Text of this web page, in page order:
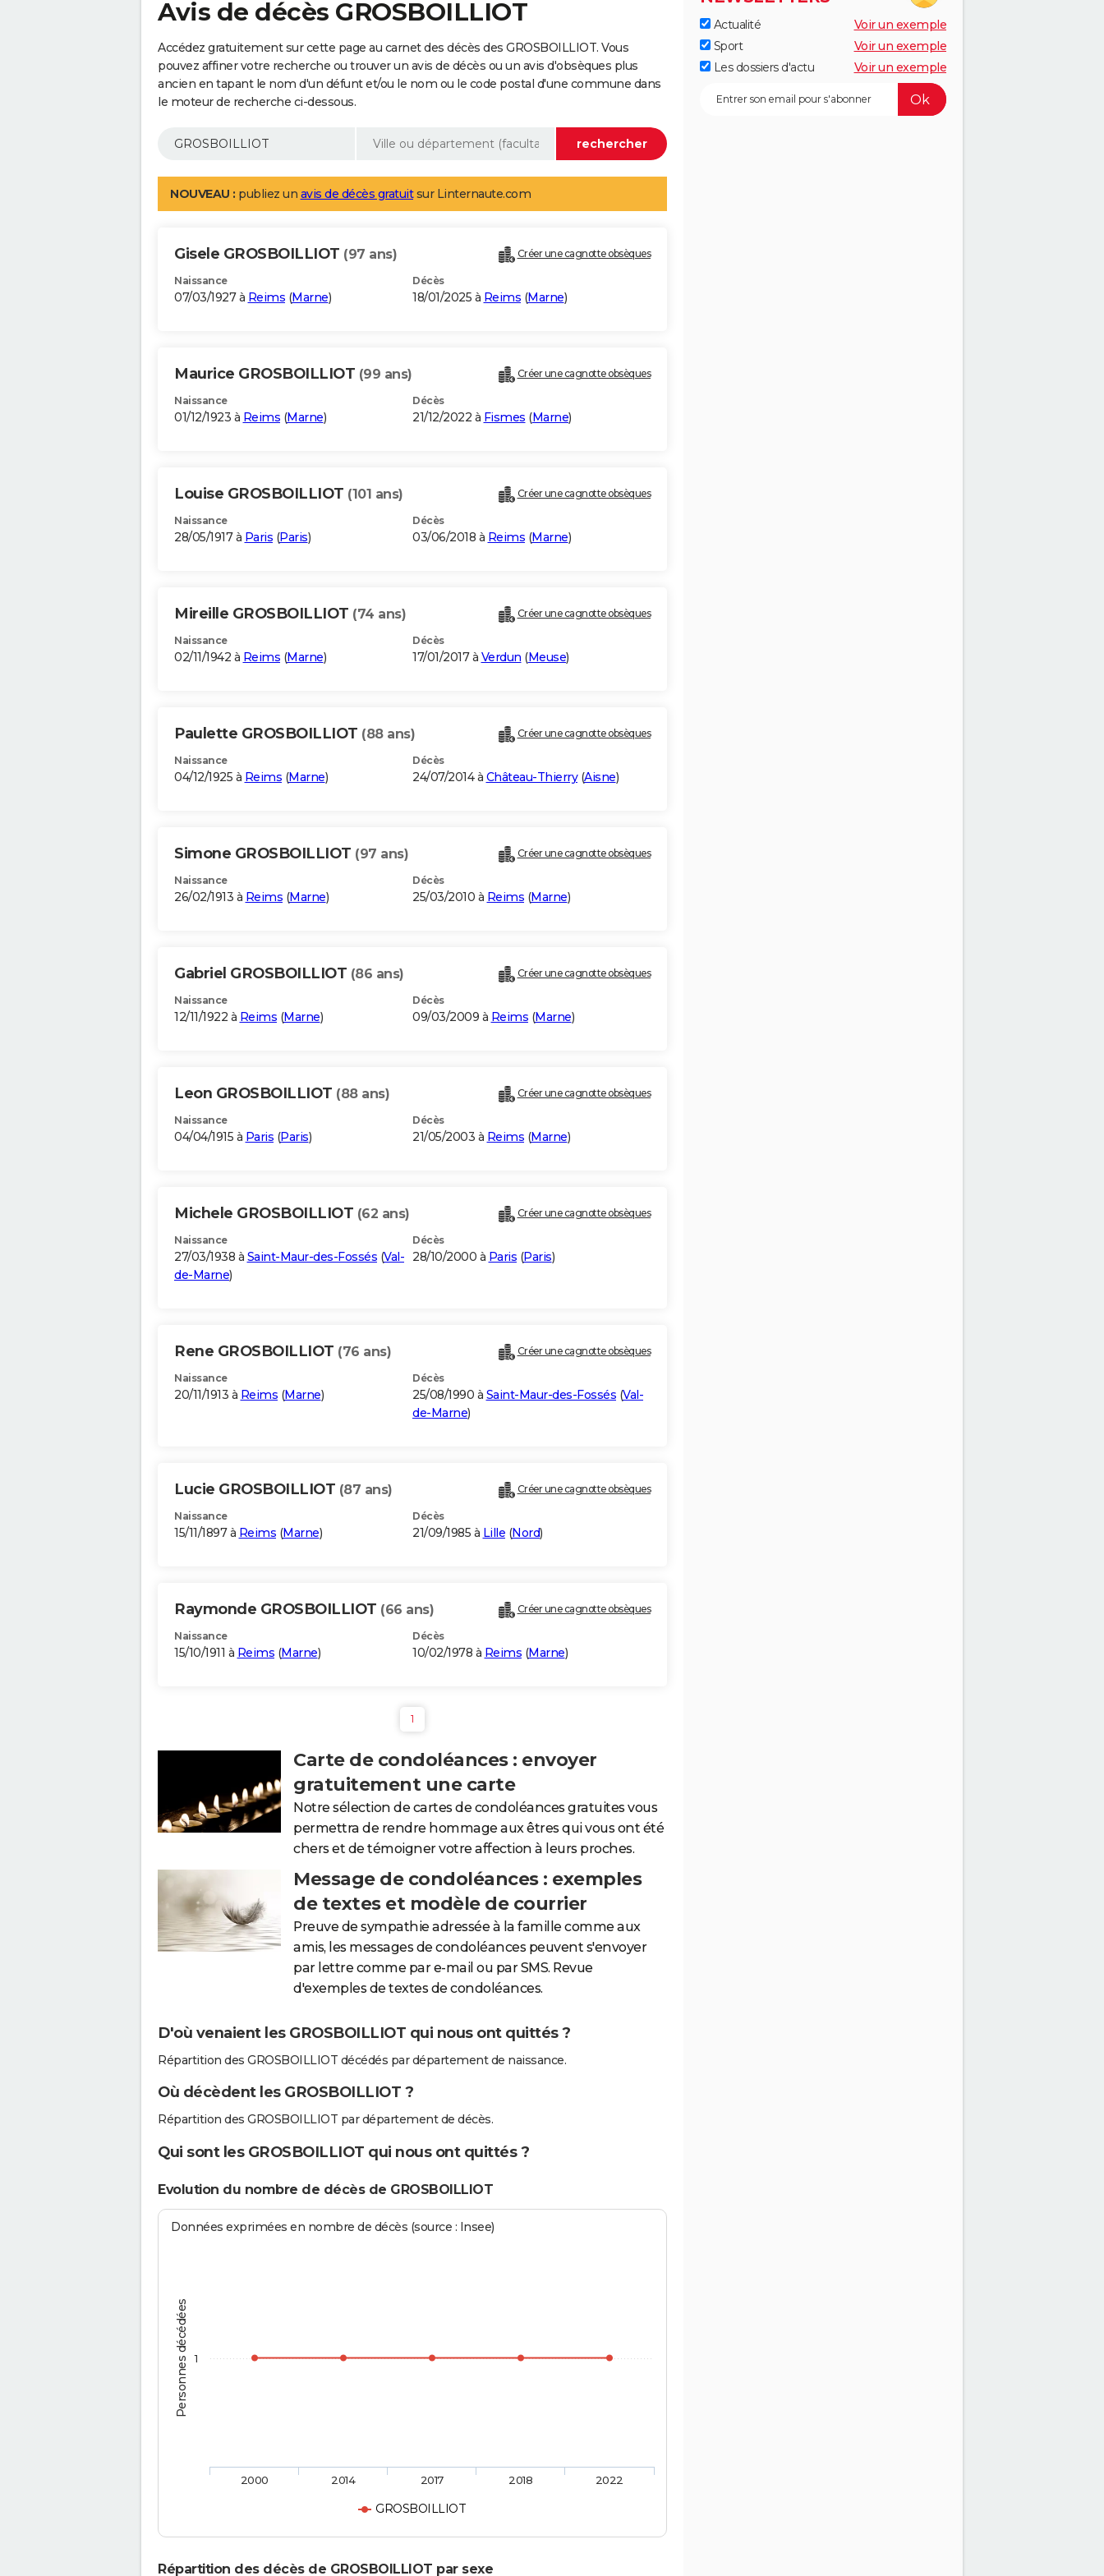
Avis de décès GROSBOILLIOT
Accédez gratuitement sur cette page au carnet des décès des GROSBOILLIOT. Vous
pouvez affiner votre recherche ou trouver un avis de décès ou un avis d'obsèques plus
ancien en tapant le nom d'un défunt et/ou le nom ou le code postal d'une commune dans
le moteur de recherche ci-dessous.
NOUVEAU : publiez un avis de décès gratuitsur Linternaute.com
Gisele GROSBOILLIOT (97 ans) Créer une cagnotte obsèques
Naissance
07/03/1927 à Reims (Marne)
Décès
18/01/2025 à Reims (Marne)
Maurice GROSBOILLIOT (99 ans) Créer une cagnotte obsèques
Naissance
01/12/1923 à Reims (Marne)
Décès
21/12/2022 à Fismes (Marne)
Louise GROSBOILLIOT (101 ans) Créer une cagnotte obsèques
Naissance
28/05/1917 à Paris (Paris)
Décès
03/06/2018 à Reims (Marne)
Mireille GROSBOILLIOT (74 ans) Créer une cagnotte obsèques
Naissance
02/11/1942 à Reims (Marne)
Décès
17/01/2017 à Verdun (Meuse)
Paulette GROSBOILLIOT (88 ans) Créer une cagnotte obsèques
Naissance
04/12/1925 à Reims (Marne)
Décès
24/07/2014 à Château-Thierry(Aisne)
Simone GROSBOILLIOT (97 ans) Créer une cagnotte obsèques
Naissance
26/02/1913 à Reims (Marne)
Décès
25/03/2010 à Reims (Marne)
Gabriel GROSBOILLIOT (86 ans) Créer une cagnotte obsèques
Naissance
12/11/1922 à Reims (Marne)
Décès
09/03/2009 à Reims (Marne)
Leon GROSBOILLIOT (88 ans) Créer une cagnotte obsèques
Naissance
04/04/1915 à Paris (Paris)
Décès
21/05/2003 à Reims (Marne)
Michele GROSBOILLIOT (62 ans) Créer une cagnotte obsèques
Naissance
27/03/1938 à Saint-Maur-des-Fossés (Val-
de-Marne)
Décès
28/10/2000 à Paris (Paris)
Rene GROSBOILLIOT (76 ans) Créer une cagnotte obsèques
Naissance
20/11/1913 à Reims (Marne)
Décès
25/08/1990 à Saint-Maur-des-Fossés (Val-
de-Marne)
Lucie GROSBOILLIOT (87 ans) Créer une cagnotte obsèques
Naissance
15/11/1897 à Reims (Marne)
Décès
21/09/1985 à Lille (Nord)
Raymonde GROSBOILLIOT (66 ans) Créer une cagnotte obsèques
Naissance
15/10/1911 à Reims (Marne)
Décès
10/02/1978 à Reims (Marne)
1
Carte de condoléances : envoyer
gratuitement une carte
Notre sélection de cartes de condoléances gratuites vous
permettra de rendre hommage aux êtres qui vous ont été
chers et de témoigner votre affection à leurs proches.
Message de condoléances : exemples
de textes et modèle de courrier
Preuve de sympathie adressée à la famille comme aux
amis, les messages de condoléances peuvent s'envoyer
par lettre comme par e-mail ou par SMS. Revue
d'exemples de textes de condoléances.
D'où venaient les GROSBOILLIOT qui nous ont quittés ?
Répartition des GROSBOILLIOT décédés par département de naissance.
Où décèdent les GROSBOILLIOT ?
Répartition des GROSBOILLIOT par département de décès.
Qui sont les GROSBOILLIOT qui nous ont quittés ?
Evolution du nombre de décès de GROSBOILLIOT
Personnes décédées
Données exprimées en nombre de décès (source : Insee)
GROSBOILLIOT
2000 2014 2017 2018 2022
1
Répartition des décès de GROSBOILLIOT par sexe
Actualité
Voir un exemple
Sport
Voir un exemple
Les dossiers d'actu
Voir un exemple